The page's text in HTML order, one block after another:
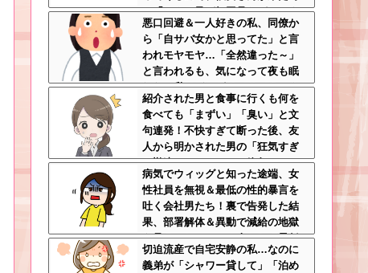
に「コウト君が毎回見たがるのよ
～ｗ」と言うと、彼女さん鬼の形
相でコウトの元へｗ
悪口回避＆一人好きの私、同僚か
ら「自サバ女かと思ってた」と言
われモヤモヤ…「全然違った～」
と言われるも、気になって夜も眠
れない私はどこがサバサバ？←ネ
チネチ気にしてる時点で自サバじ
ゃない
紹介された男と食事に行くも何を
食べても「まずい」「臭い」と文
句連発！不快すぎて断った後、友
人から明かされた男の「狂気すぎ
る勘違いシナリオ」に絶句ｗｗ←
手料理食べたいなら素直に言え
病気でウィッグと知った途端、女
性社員を無視＆最低の性的暴言を
吐く会社男たち！裏で告発した結
果、部署解体＆異動で減給の地獄
を見ることにｗｗ←人として最低
限の倫理観すら欠如してる
切迫流産で自宅安静の私…なのに
義弟が「シャワー貸して」「泊め